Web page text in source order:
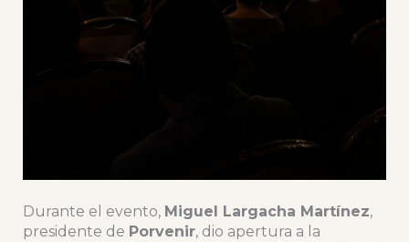
Durante el evento, Miguel Largacha Martínez,
presidente de Porvenir, dio apertura a la